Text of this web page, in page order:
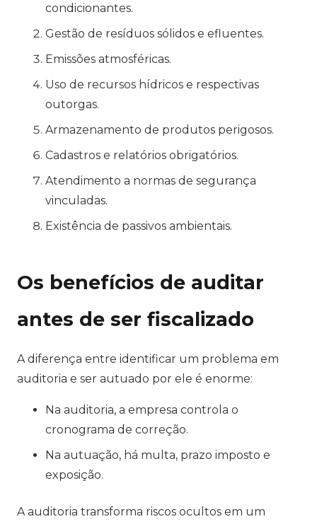
condicionantes.
Gestão de resíduos sólidos e efluentes.
Emissões atmosféricas.
Uso de recursos hídricos e respectivas
outorgas.
Armazenamento de produtos perigosos.
Cadastros e relatórios obrigatórios.
Atendimento a normas de segurança
vinculadas.
Existência de passivos ambientais.
Os benefícios de auditar
antes de ser fiscalizado
A diferença entre identificar um problema em
auditoria e ser autuado por ele é enorme:
Na auditoria, a empresa controla o
cronograma de correção.
Na autuação, há multa, prazo imposto e
exposição.
A auditoria transforma riscos ocultos em um